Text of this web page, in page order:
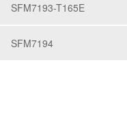
SFM7193-T165E
SFM7194